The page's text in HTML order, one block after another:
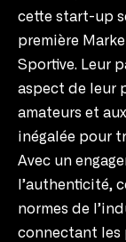
cette start-up
première
Sportive. Leur
aspect de leur
amateurs et
inégalée pour
Avec un
l’authenticité,
normes de
connectant les